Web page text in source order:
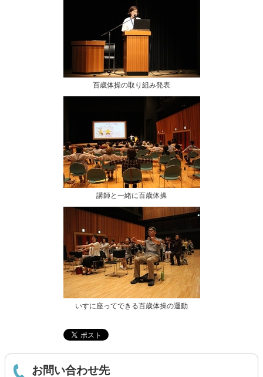
百歳体操の取り組み発表
講師と一緒に百歳体操
いすに座ってできる百歳体操の運動
お問い合わせ先